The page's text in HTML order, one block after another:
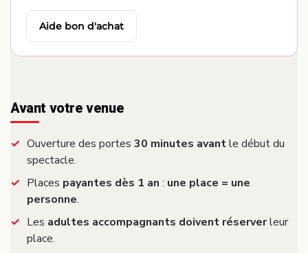
Aide bon d'achat
Avant votre venue
Ouverture des portes 30 minutes avantle début du
spectacle.
Places payantes dès 1 an : une place = une
personne.
Les adultes accompagnants doivent réserverleur
place.